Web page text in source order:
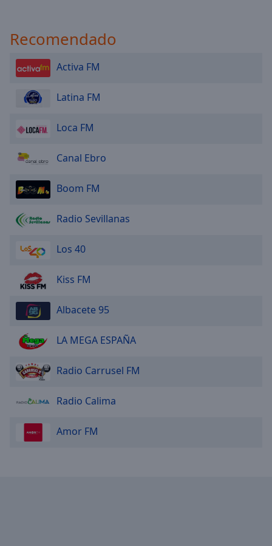
Recomendado
Activa FM
Latina FM
Loca FM
Canal Ebro
Boom FM
Radio Sevillanas
Los 40
Kiss FM
Albacete 95
LA MEGA ESPAÑA
Radio Carrusel FM
Radio Calima
Amor FM